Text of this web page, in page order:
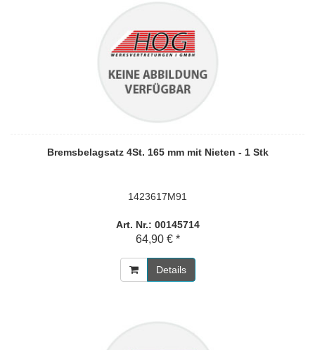
Bremsbelagsatz 4St. 165 mm mit Nieten - 1 Stk
1423617M91
Art. Nr.: 00145714
64,90 € *
Details